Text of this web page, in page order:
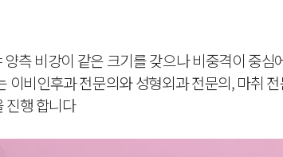
측 비강이 같은 크기를 갖으나 비중격이 중심
비인후과 전문의와 성형외과 전문의, 마취
진행 합니다